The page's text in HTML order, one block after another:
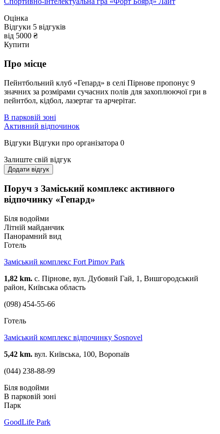
Оцінка
Відгуки 5 відгуків
від 5000 ₴
Купити
Про місце
Пейнтбольний клуб «Гепард» в селі Пірнове пропонує 9
значних за розмірами сучасних полів для захоплюючої гри в
пейнтбол, кідбол, лазертаг та арчерітаг.
В парковій зоні
Активний відпочинок
Відгуки Відгуки про організатора 0
Залиште свій відгук
Додати відгук
Поруч з Заміський комплекс активного
відпочинку «Гепард»
Біля водойми
Літній майданчик
Панорамний вид
Готель
Заміський комплекс Fort Pirnov Park
1,82 km. с. Пірнове, вул. Дубовий Гай, 1, Вишгородський
район, Київська область
(098) 454-55-66
Готель
Заміський комплекс відпочинку Sosnovel
5,42 km. вул. Київська, 100, Воропаїв
(044) 238-88-99
Біля водойми
В парковій зоні
Парк
GoodLife Park